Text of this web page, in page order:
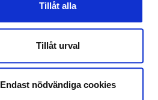
Tillåt alla
Tillåt urval
Endast nödvändiga cookies